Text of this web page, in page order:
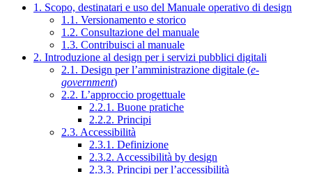
1. Scopo, destinatari e uso del Manuale operativo di design
1.1. Versionamento e storico
1.2. Consultazione del manuale
1.3. Contribuisci al manuale
2. Introduzione al design per i servizi pubblici digitali
2.1. Design per l’amministrazione digitale (e-
government)
2.2. L’approccio progettuale
2.2.1. Buone pratiche
2.2.2. Principi
2.3. Accessibilità
2.3.1. Definizione
2.3.2. Accessibilità by design
2.3.3. Principi per l’accessibilità